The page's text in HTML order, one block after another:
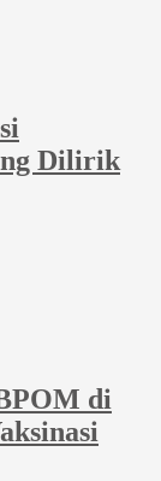
Dilirik
di